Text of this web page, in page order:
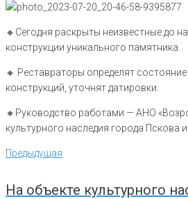
🔸️Сегодня раскрыты неизвестные до
конструкции уникального памятника.
🔸️ Реставраторы определят
конструкций, уточнят датировки.
🔸️Руководство работами — АНО
культурного наследия города Пскова
Навигация
по
Предыдущая
Предыдущая
На объекте культурного